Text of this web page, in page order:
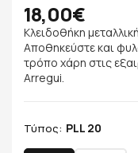
18,00€
Κλειδοθήκη
Αποθηκεύστε και
τρόπο χάρη στις
Arregui.
Τύπος: PLL 20